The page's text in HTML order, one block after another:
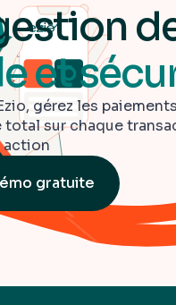
et
gérez les
sur chaque
action
gratuite